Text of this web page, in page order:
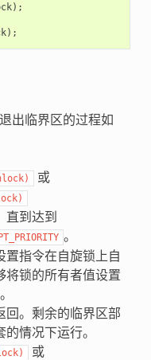
);
);
出临界区的过程如
或
直到达到
。
置指令在自旋锁上自
将锁的所有者值设置
回。剩余的临界区部
情况下运行。
或